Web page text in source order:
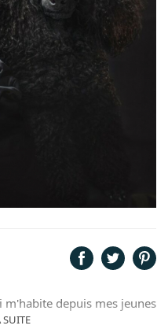
SUITE
m'habite depuis mes jeunes
il m'arrivait de